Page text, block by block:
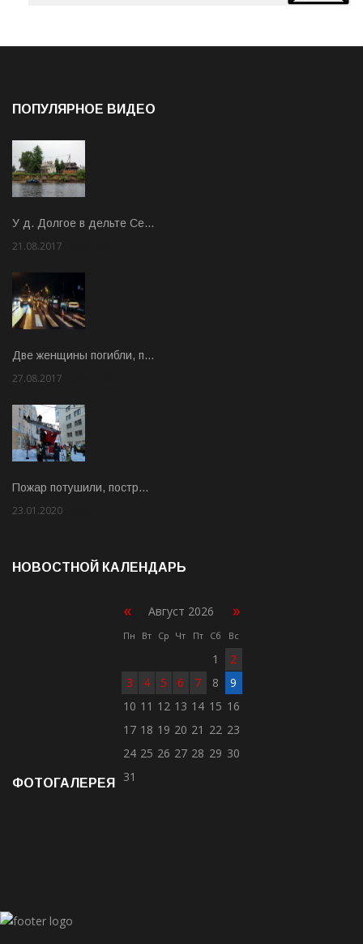
ПОПУЛЯРНОЕ ВИДЕО
У д. Долгое в дельте Се…
21.08.2017
Две женщины погибли, п…
27.08.2017
Пожар потушили, постр…
23.01.2020
НОВОСТНОЙ КАЛЕНДАРЬ
« Август 2026 »
Пн Вт Ср Чт Пт Сб Вс
1
2
3
4 5 6 7 8
9
10 11 12 13 14 15 16
17 18 19 20 21 22 23
24 25 26 27 28 29 30
31
ФОТОГАЛЕРЕЯ